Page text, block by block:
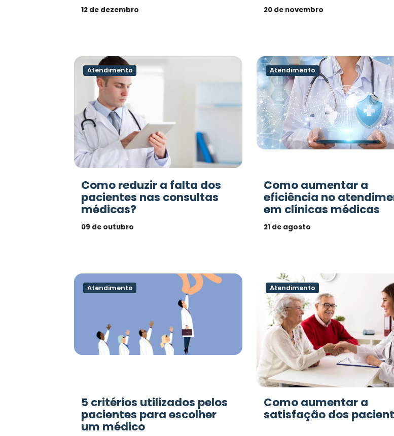
12 de dezembro 20 de novembro
Atendimento
Como reduzir a falta dos
pacientes nas consultas
médicas?
09 de outubro
Atendimento
Como aumentar a
eficiência no
em clínicas médicas
21 de agosto
Atendimento
5 critérios utilizados pelos
pacientes para escolher
um médico
Atendimento
Como aumentar a
satisfação dos